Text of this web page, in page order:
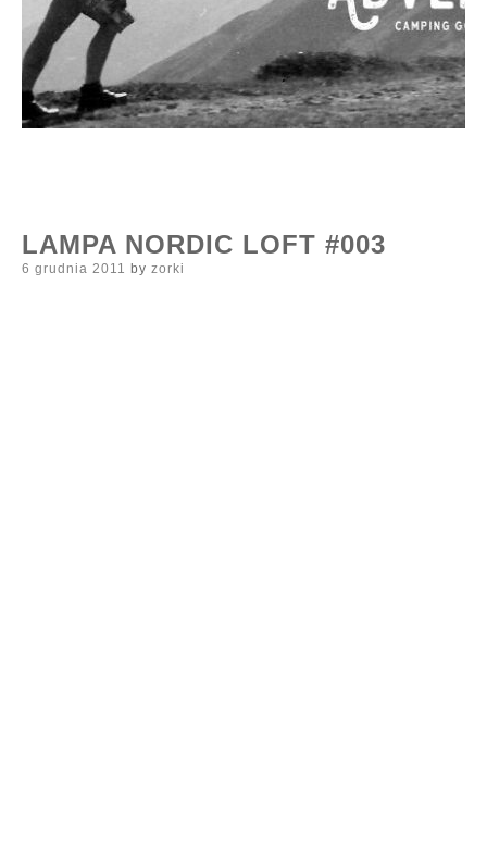
LAMPA NORDIC LOFT #003
Posted
6 grudnia 2011 by zorki